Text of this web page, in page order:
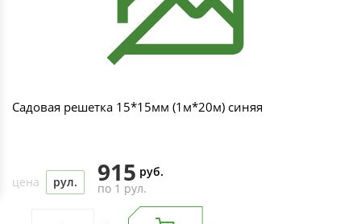
Садовая решетка 15*15мм (1м*20м) синяя
цена рул. 915 руб.
по 1 рул.